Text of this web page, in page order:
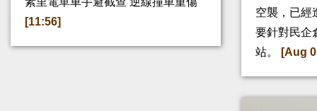
[11:56]
空襲，已經
要針對民企
站。
[Aug